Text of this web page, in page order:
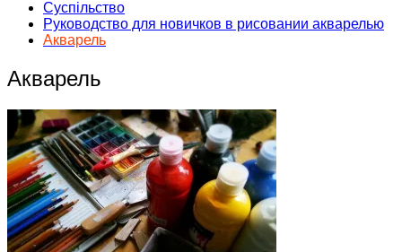
Суспільство
Руководство для новичков в рисовании акварелью
Акварель
Акварель